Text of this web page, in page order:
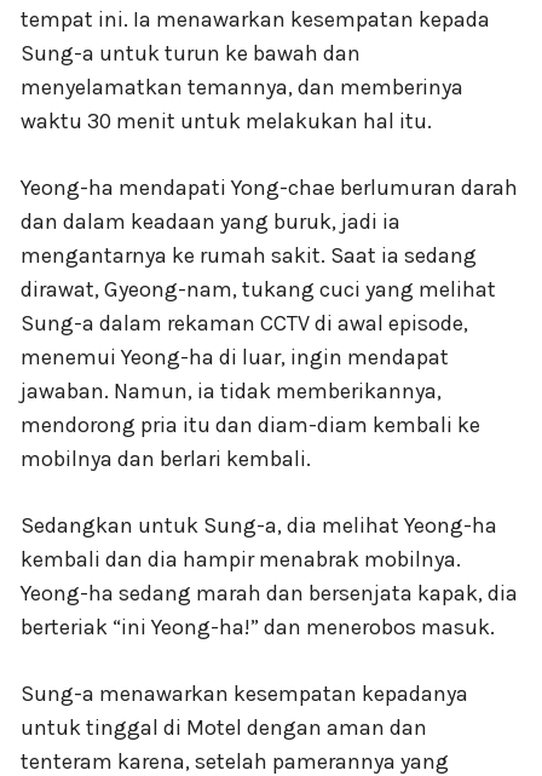
tempat ini. Ia menawarkan kesempatan kepada
Sung-a untuk turun ke bawah dan
menyelamatkan temannya, dan memberinya
waktu 30 menit untuk melakukan hal itu.
Yeong-ha mendapati Yong-chae berlumuran darah
dan dalam keadaan yang buruk, jadi ia
mengantarnya ke rumah sakit. Saat ia sedang
dirawat, Gyeong-nam, tukang cuci yang melihat
Sung-a dalam rekaman CCTV di awal episode,
menemui Yeong-ha di luar, ingin mendapat
jawaban. Namun, ia tidak memberikannya,
mendorong pria itu dan diam-diam kembali ke
mobilnya dan berlari kembali.
Sedangkan untuk Sung-a, dia melihat Yeong-ha
kembali dan dia hampir menabrak mobilnya.
Yeong-ha sedang marah dan bersenjata kapak, dia
berteriak “ini Yeong-ha!” dan menerobos masuk.
Sung-a menawarkan kesempatan kepadanya
untuk tinggal di Motel dengan aman dan
tenteram karena, setelah pamerannya yang